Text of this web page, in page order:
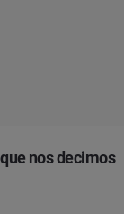
nos decimos